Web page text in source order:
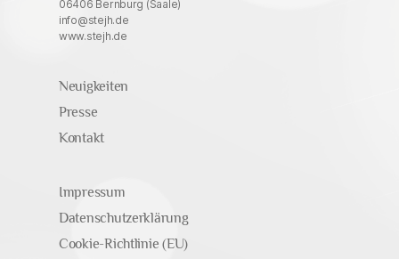
06406 Bernburg (Saale)
info@stejh.de
www.stejh.de
Neuigkeiten
Presse
Kontakt
Impressum
Datenschutzerklärung
Cookie-Richtlinie (EU)